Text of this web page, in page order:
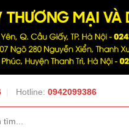
| Hotline: 0942099386